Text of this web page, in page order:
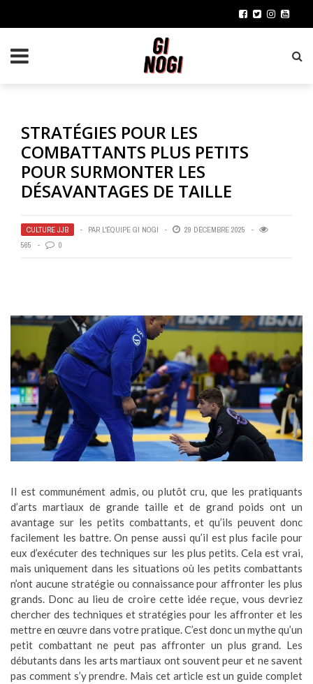
STRATÉGIES POUR LES
COMBATTANTS PLUS PETITS
POUR SURMONTER LES
DÉSAVANTAGES DE TAILLE
CULTURE JJB PAR L'ÉQUIPE GI NOGI
29 DÉCEMBRE 2025
565
0
Il est communément admis, ou plutôt cru, que les pratiquants
d’arts martiaux de grande taille et de grand poids ont un
avantage sur les petits combattants, et qu’ils peuvent donc
facilement les battre. On pense aussi qu’il est plus facile pour
eux d’exécuter des techniques sur les plus petits. Cela est vrai,
mais uniquement dans les situations où les petits combattants
n’ont aucune stratégie ou connaissance pour affronter les plus
grands. Donc au lieu de croire cette idée reçue, vous devriez
chercher des techniques et stratégies pour les affronter et les
mettre en œuvre dans votre pratique. C’est donc un mythe qu’un
petit combattant ne peut pas affronter un plus grand. Les
débutants dans les arts martiaux ont souvent peur et ne savent
pas comment s’y prendre. Mais cet article est un guide complet